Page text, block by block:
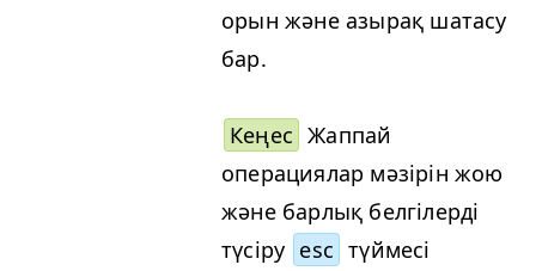
орын және азырақ шатасу
бар.
Кеңес Жаппай
операциялар мәзірін жою
және барлық белгілерді
түсіру esc түймесі